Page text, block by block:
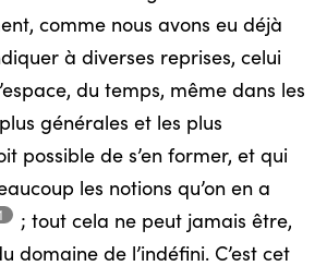
comme nous avons eu déjà
à diverses reprises, celui
du temps, même dans les
générales et les plus
possible de s’en former, et qui
les notions qu’on en a
; tout cela ne peut jamais être,
domaine de l’indéfini. C’est cet